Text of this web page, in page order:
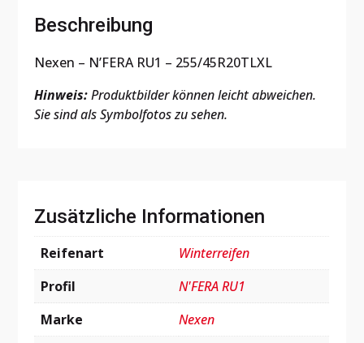
Beschreibung
Nexen – N’FERA RU1 – 255/45R20TLXL
Hinweis:Produktbilder können leicht abweichen.
Sie sind als Symbolfotos zu sehen.
Zusätzliche Informationen
Reifenart
Winterreifen
Profil
N'FERA RU1
Marke
Nexen